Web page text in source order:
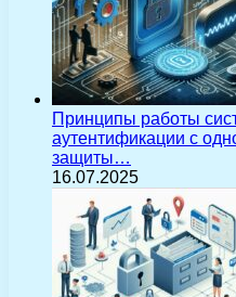
Принципы работы
аутентификации с
защиты…
16.07.2025